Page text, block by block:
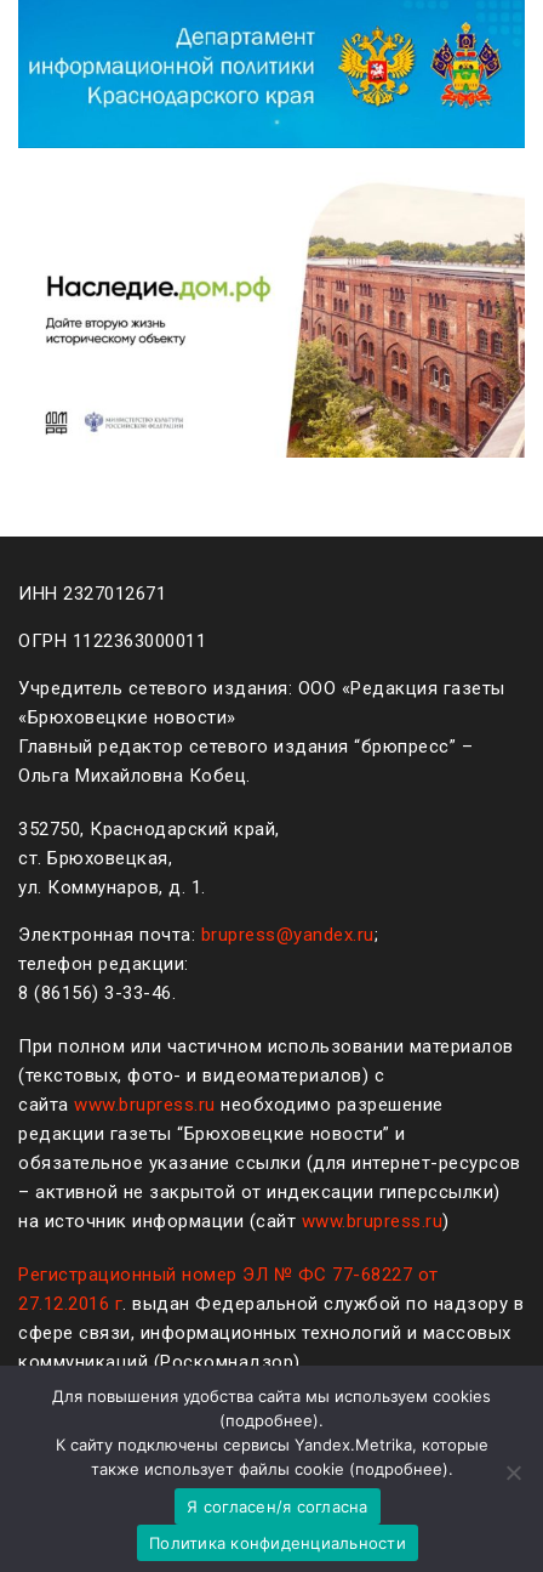
ИНН 2327012671
ОГРН 1122363000011
Учредитель сетевого издания: ООО «Редакция газеты
«Брюховецкие новости»
Главный редактор сетевого издания “брюпресс” –
Ольга Михайловна Кобец.
352750, Краснодарский край,
ст. Брюховецкая,
ул. Коммунаров, д. 1.
Электронная почта: brupress@yandex.ru;
телефон редакции:
8 (861 56) 3-33-46.
При полном или частичном использовании материалов
(текстовых, фото- и видеоматериалов) с
сайта www.brupress.ru необходимо разрешение
редакции газеты “Брюховецкие новости” и
обязательное указание ссылки (для интернет-ресурсов
– активной не закрытой от индексации гиперссылки)
на источник информации (сайт www.brupress.ru)
Регистрационный номер ЭЛ № ФС 77-68227 от
27.12.2016 г. выдан Федеральной службой по надзору в
сфере связи, информационных технологий и массовых
коммуникаций (Роскомнадзор)
Политика конфиденциальности и защиты информации
На платформеWordPress
Для повышения удобства сайта мы используем cookies
(подробнее).
К сайту подключены сервисы Yandex.Metrika, которые
также использует файлы cookie (подробнее).
Я согласен/я согласна
Политика конфиденциальности